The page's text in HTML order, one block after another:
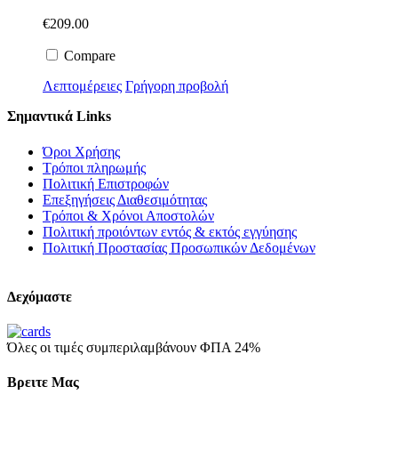
€209.00
Compare
Λεπτομέρειες Γρήγορη προβολή
Σημαντικά Links
Όροι Χρήσης
Τρόποι πληρωμής
Πολιτική Επιστροφών
Επεξηγήσεις Διαθεσιμότητας
Τρόποι & Χρόνοι Αποστολών
Πολιτική προιόντων εντός & εκτός εγγύησης
Πολιτική Προστασίας Προσωπικών Δεδομένων
Δεχόμαστε
Όλες οι τιμές συμπεριλαμβάνουν ΦΠΑ 24%
Βρειτε Μας